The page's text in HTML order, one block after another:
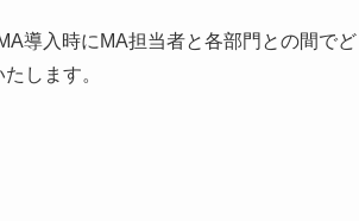
導入時にMA担当者と各部門との間でど
します。